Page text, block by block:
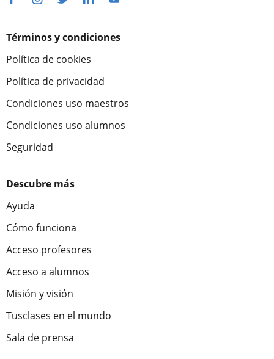
Términos y condiciones
Política de cookies
Política de privacidad
Condiciones uso maestros
Condiciones uso alumnos
Seguridad
Descubre más
Ayuda
Cómo funciona
Acceso profesores
Acceso a alumnos
Misión y visión
Tusclases en el mundo
Sala de prensa